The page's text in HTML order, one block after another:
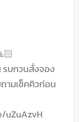
รบกวนสั่งจอง
ามเช็คคิวก่อน
uZuAzvH